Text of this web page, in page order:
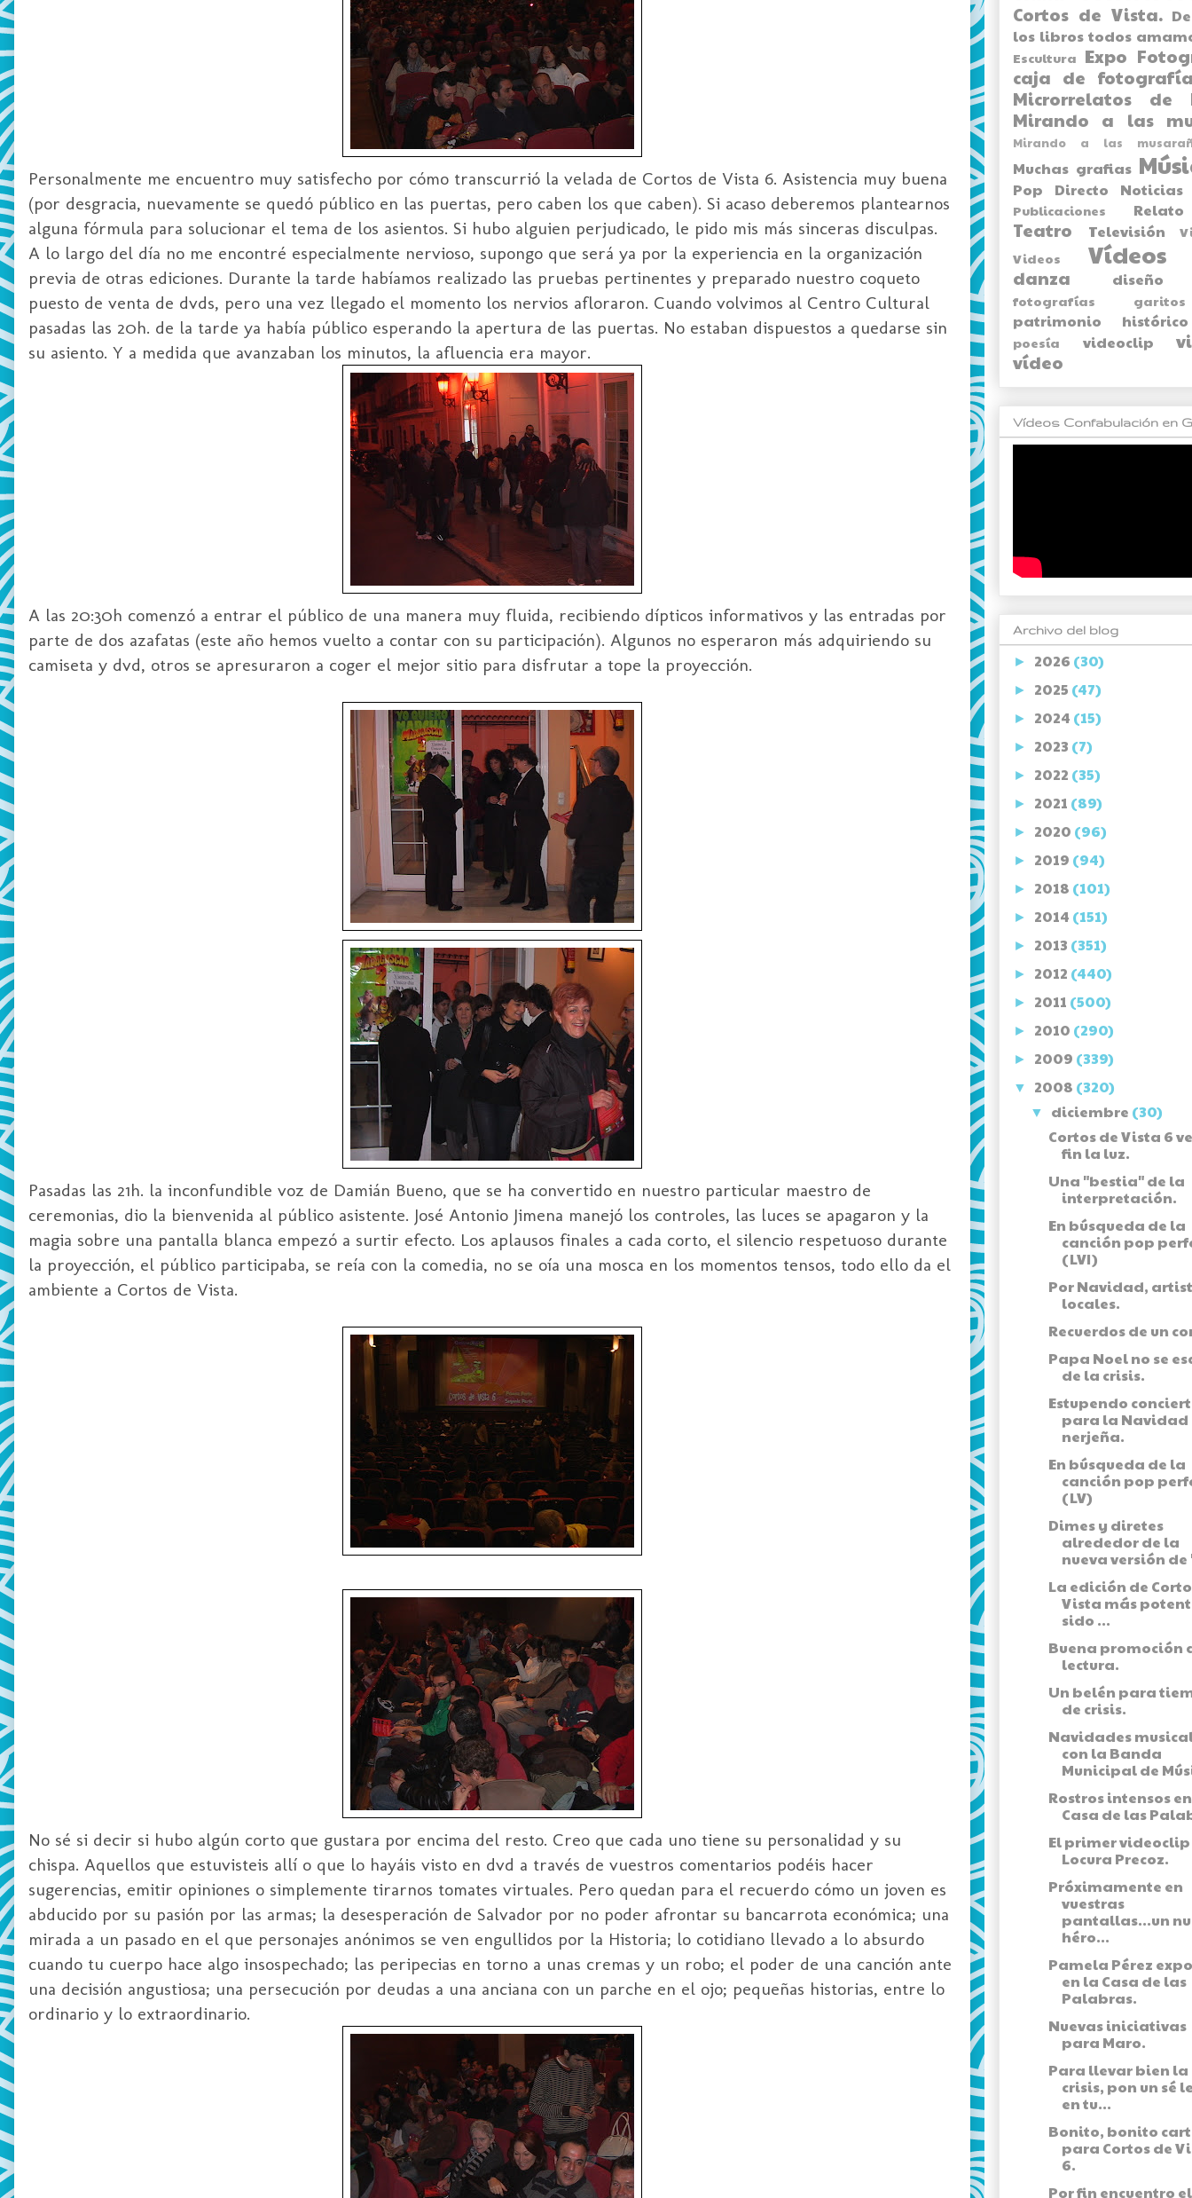
Personalmente me encuentro muy satisfecho por cómo transcurrió la velada de Cortos de Vista 6. Asistencia muy buena
(por desgracia, nuevamente se quedó público en las puertas, pero caben los que caben). Si acaso deberemos plantearnos
alguna fórmula para solucionar el tema de los asientos. Si hubo alguien perjudicado, le pido mis más sinceras disculpas.
A lo largo del día no me encontré especialmente nervioso, supongo que será ya por la experiencia en la organización
previa de otras ediciones. Durante la tarde habíamos realizado las pruebas pertinentes y preparado nuestro coqueto
puesto de venta de dvds, pero una vez llegado el momento los nervios afloraron. Cuando volvimos al Centro Cultural
pasadas las 20h. de la tarde ya había público esperando la apertura de las puertas. No estaban dispuestos a quedarse sin
su asiento. Y a medida que avanzaban los minutos, la afluencia era mayor.
A las 20:30h comenzó a entrar el público de una manera muy fluida, recibiendo dípticos informativos y las entradas por
parte de dos azafatas (este año hemos vuelto a contar con su participación). Algunos no esperaron más adquiriendo su
camiseta y dvd, otros se apresuraron a coger el mejor sitio para disfrutar a tope la proyección.
Pasadas las 21h. la inconfundible voz de Damián Bueno, que se ha convertido en nuestro particular maestro de
ceremonias, dio la bienvenida al público asistente. José Antonio Jimena manejó los controles, las luces se apagaron y la
magia sobre una pantalla blanca empezó a surtir efecto. Los aplausos finales a cada corto, el silencio respetuoso durante
la proyección, el público participaba, se reía con la comedia, no se oía una mosca en los momentos tensos, todo ello da el
ambiente a Cortos de Vista.
No sé si decir si hubo algún corto que gustara por encima del resto. Creo que cada uno tiene su personalidad y su
chispa. Aquellos que estuvisteis allí o que lo hayáis visto en dvd a través de vuestros comentarios podéis hacer
sugerencias, emitir opiniones o simplemente tirarnos tomates virtuales. Pero quedan para el recuerdo cómo un joven es
abducido por su pasión por las armas; la desesperación de Salvador por no poder afrontar su bancarrota económica; una
mirada a un pasado en el que personajes anónimos se ven engullidos por la Historia; lo cotidiano llevado a lo absurdo
cuando tu cuerpo hace algo insospechado; las peripecias en torno a unas cremas y un robo; el poder de una canción ante
una decisión angustiosa; una persecución por deudas a una anciana con un parche en el ojo; pequeñas historias, entre lo
ordinario y lo extraordinario.
Cortos de Vista.
los libros todos
Escultura Expo
caja de
Microrrelatos de
Mirando a las
Mirando a las
Muchas grafias
Pop Directo Noticias
Publicaciones Relato
Teatro Televisión
Videos
Vídeos
danza diseño
fotografías garitos
patrimonio histórico
poesía videoclip
vídeo
Vídeos Confabulación en
Archivo del blog
► 2026 (30)
► 2025 (47)
► 2024 (15)
► 2023 (7)
► 2022 (35)
► 2021 (89)
► 2020 (96)
► 2019 (94)
► 2018 (101)
► 2014 (151)
► 2013 (351)
► 2012 (440)
► 2011 (500)
► 2010 (290)
► 2009 (339)
▼ 2008 (320)
▼ diciembre (30)
Cortos de Vista 6
fin la luz.
Una "bestia" de la
interpretación.
En búsqueda de la
canción pop
(LVI)
Por Navidad,
locales.
Recuerdos de un
Papa Noel no se
de la crisis.
Estupendo
para la Navidad
nerjeña.
En búsqueda de la
canción pop
(LV)
Dimes y diretes
alrededor de la
nueva versión de
La edición de
Vista más
sido ...
Buena promoción
lectura.
Un belén para
de crisis.
Navidades
con la Banda
Municipal de
Rostros intensos
Casa de las
El primer
Locura Precoz.
Próximamente en
vuestras
pantallas...un
héro...
Pamela Pérez
en la Casa de las
Palabras.
Nuevas iniciativas
para Maro.
Para llevar bien la
crisis, pon un sé
en tu...
Bonito, bonito
para Cortos de
6.
Por fin encuentro el